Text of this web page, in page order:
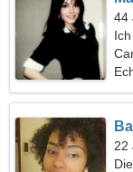
44
22